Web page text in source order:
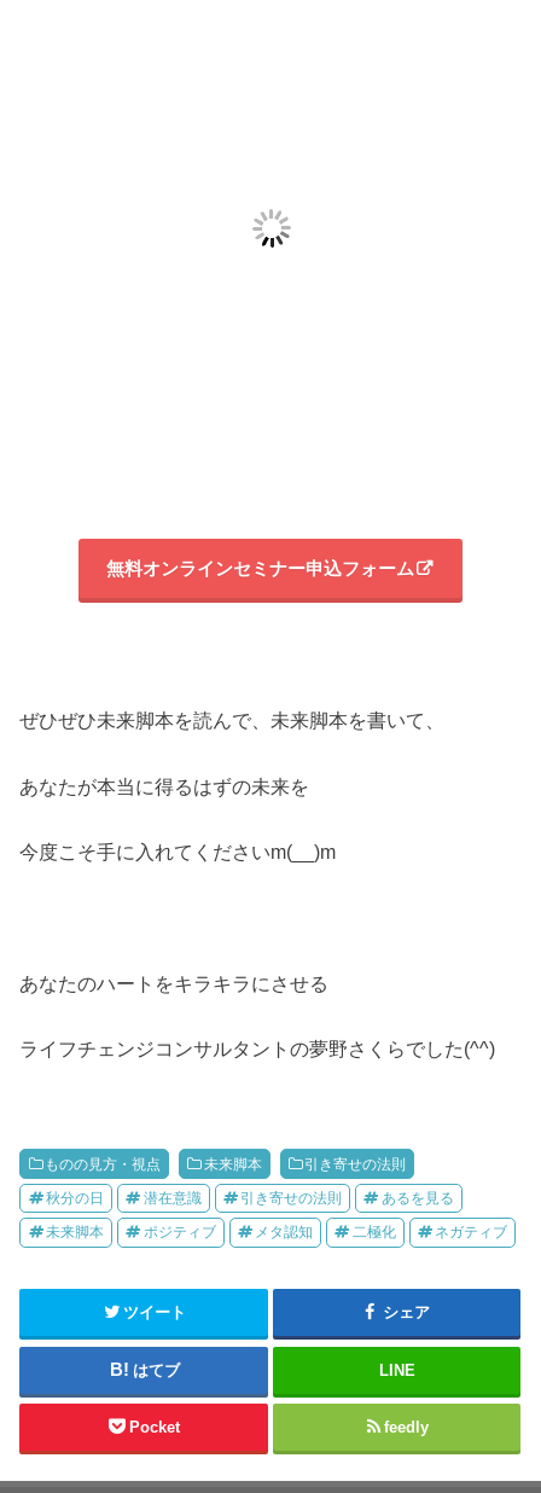
無料オンラインセミナー申込フォーム
ぜひぜひ未来脚本を読んで、未来脚本を書いて、
あなたが本当に得るはずの未来を
今度こそ手に入れてくださいm(__)m
あなたのハートをキラキラにさせる
ライフチェンジコンサルタントの夢野さくらでした(^^)
ものの見方・視点 未来脚本 引き寄せの法則
秋分の日 潜在意識 引き寄せの法則 あるを見る
未来脚本 ポジティブ メタ認知 二極化 ネガティブ
ツイート シェア
はてブ LINE
Pocket feedly